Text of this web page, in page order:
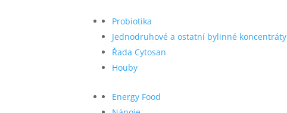
Probiotika
Jednodruhové a ostatní bylinné koncentráty
Řada Cytosan
Houby
Energy Food